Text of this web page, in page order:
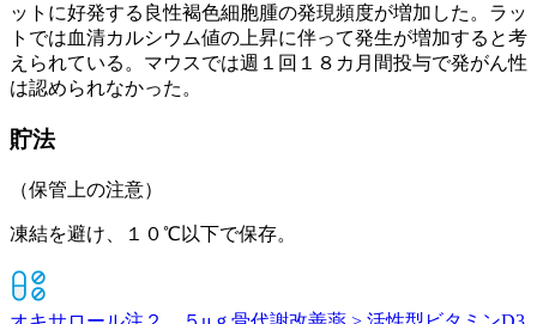
ットに好発する良性褐色細胞腫の発現頻度が増加した。ラッ
トでは血清カルシウム値の上昇に伴って発生が増加すると考
えられている。マウスでは週１回１８カ月間投与で発がん性
は認められなかった。
貯法
（保管上の注意）
凍結を避け、１０℃以下で保存。